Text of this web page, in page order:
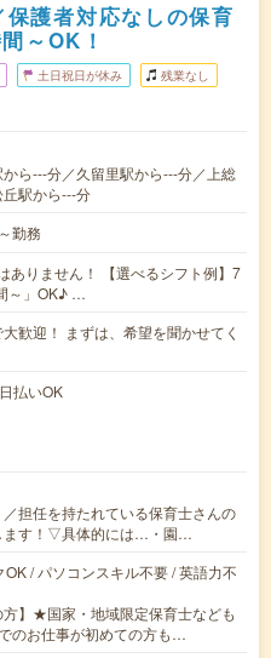
護者対応なしの保育
～OK！
土日祝日が休み 残業なし
ら---分／久留里駅から---分／上総
駅から---分
勤務
りません！ 【選べるシフト例】7
～」OK♪ …
歓迎！ まずは、希望を聞かせてく
払いOK
担任を持たれている保育士さんの
ます！▽具体的には…・園…
/ パソコンスキル不要 / 英語力不
方】★国家・地域限定保育士なども
のお仕事が初めての方も…